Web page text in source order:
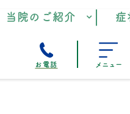
当院のご紹介
お電話 メニュー